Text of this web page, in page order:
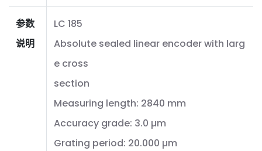
参数
说明
LC 185
Absolute sealed linear encoder with larg
e cross
section
Measuring length: 2840 mm
Accuracy grade: 3.0 µm
Grating period: 20.000 µm